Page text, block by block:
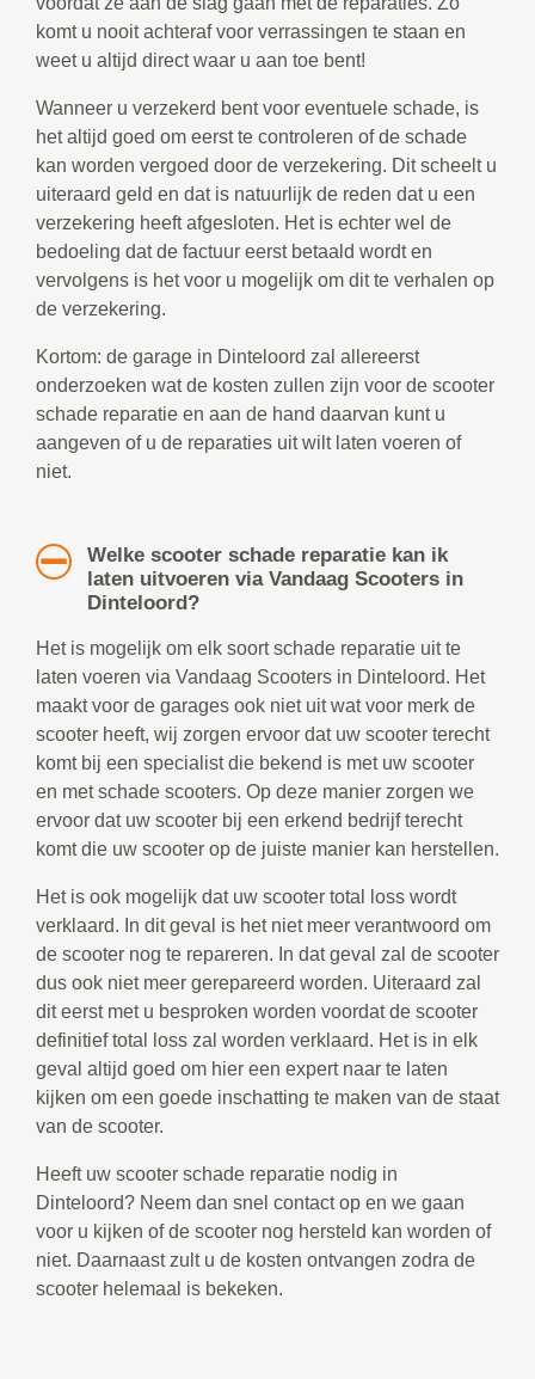
komt u nooit achteraf voor verrassingen te staan en
weet u altijd direct waar u aan toe bent!
Wanneer u verzekerd bent voor eventuele schade, is
het altijd goed om eerst te controleren of de schade
kan worden vergoed door de verzekering. Dit scheelt u
uiteraard geld en dat is natuurlijk de reden dat u een
verzekering heeft afgesloten. Het is echter wel de
bedoeling dat de factuur eerst betaald wordt en
vervolgens is het voor u mogelijk om dit te verhalen op
de verzekering.
Kortom: de garage in Dinteloord zal allereerst
onderzoeken wat de kosten zullen zijn voor de scooter
schade reparatie en aan de hand daarvan kunt u
aangeven of u de reparaties uit wilt laten voeren of
niet.
Welke scooter schade reparatie kan ik
laten uitvoeren via Vandaag Scooters in
Dinteloord?
Het is mogelijk om elk soort schade reparatie uit te
laten voeren via Vandaag Scooters in Dinteloord. Het
maakt voor de garages ook niet uit wat voor merk de
scooter heeft, wij zorgen ervoor dat uw scooter terecht
komt bij een specialist die bekend is met uw scooter
en met schade scooters. Op deze manier zorgen we
ervoor dat uw scooter bij een erkend bedrijf terecht
komt die uw scooter op de juiste manier kan herstellen.
Het is ook mogelijk dat uw scooter total loss wordt
verklaard. In dit geval is het niet meer verantwoord om
de scooter nog te repareren. In dat geval zal de scooter
dus ook niet meer gerepareerd worden. Uiteraard zal
dit eerst met u besproken worden voordat de scooter
definitief total loss zal worden verklaard. Het is in elk
geval altijd goed om hier een expert naar te laten
kijken om een goede inschatting te maken van de staat
van de scooter.
Heeft uw scooter schade reparatie nodig in
Dinteloord? Neem dan snel contact op en we gaan
voor u kijken of de scooter nog hersteld kan worden of
niet. Daarnaast zult u de kosten ontvangen zodra de
scooter helemaal is bekeken.